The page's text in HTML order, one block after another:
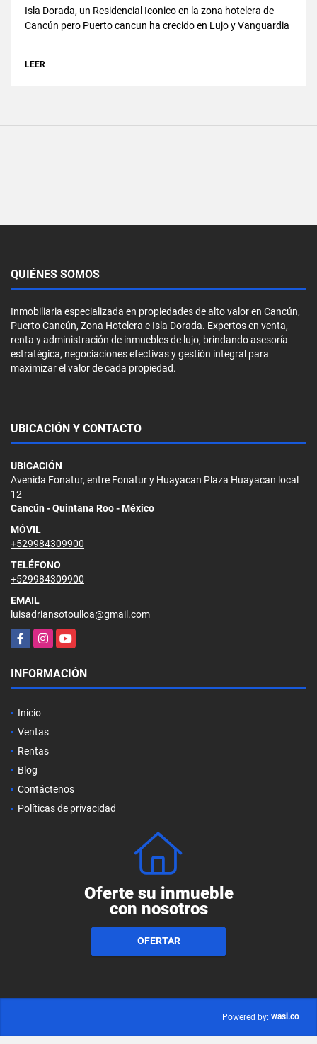
Isla Dorada, un Residencial Iconico en la zona hotelera de
Cancún pero Puerto cancun ha crecido en Lujo y Vanguardia
LEER
QUIÉNES SOMOS
Inmobiliaria especializada en propiedades de alto valor en Cancún,
Puerto Cancún, Zona Hotelera e Isla Dorada. Expertos en venta,
renta y administración de inmuebles de lujo, brindando asesoría
estratégica, negociaciones efectivas y gestión integral para
maximizar el valor de cada propiedad.
UBICACIÓN Y CONTACTO
UBICACIÓN
Avenida Fonatur, entre Fonatur y Huayacan Plaza Huayacan local
12
Cancún - Quintana Roo - México
MÓVIL
+529984309900
TELÉFONO
+529984309900
EMAIL
luisadriansotoulloa@gmail.com
FacebookInstagramYouTube
INFORMACIÓN
Inicio
Ventas
Rentas
Blog
Contáctenos
Políticas de privacidad
Oferte su inmueble
con nosotros
OFERTAR
Powered by: wasi.co